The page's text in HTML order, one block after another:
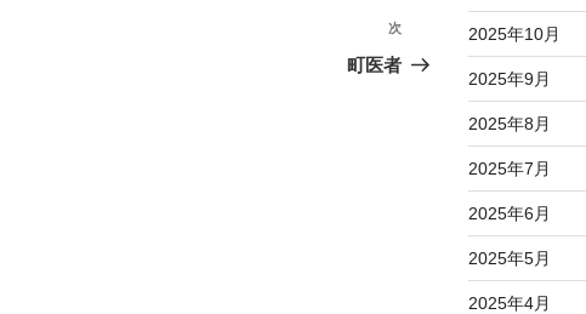
次
の
次
町医者
2025年10月
2025年9月
2025年8月
2025年7月
2025年6月
2025年5月
2025年4月